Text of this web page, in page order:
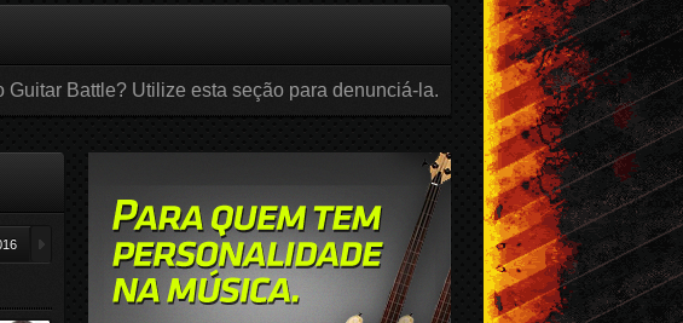
Guitar Battle? Utilize esta seção para denunciá-la.
Abr / 2016 Mar / 2016 Fev / 2016